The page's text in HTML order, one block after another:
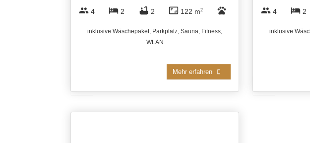
group 4 hotel 2 bathtub 2 aspect_ratio 122 m2 pets
inklusive Wäschepaket, Parkplatz, Sauna, Fitness,
WLAN
Mehr erfahren
group 4 hotel 2
inklusive